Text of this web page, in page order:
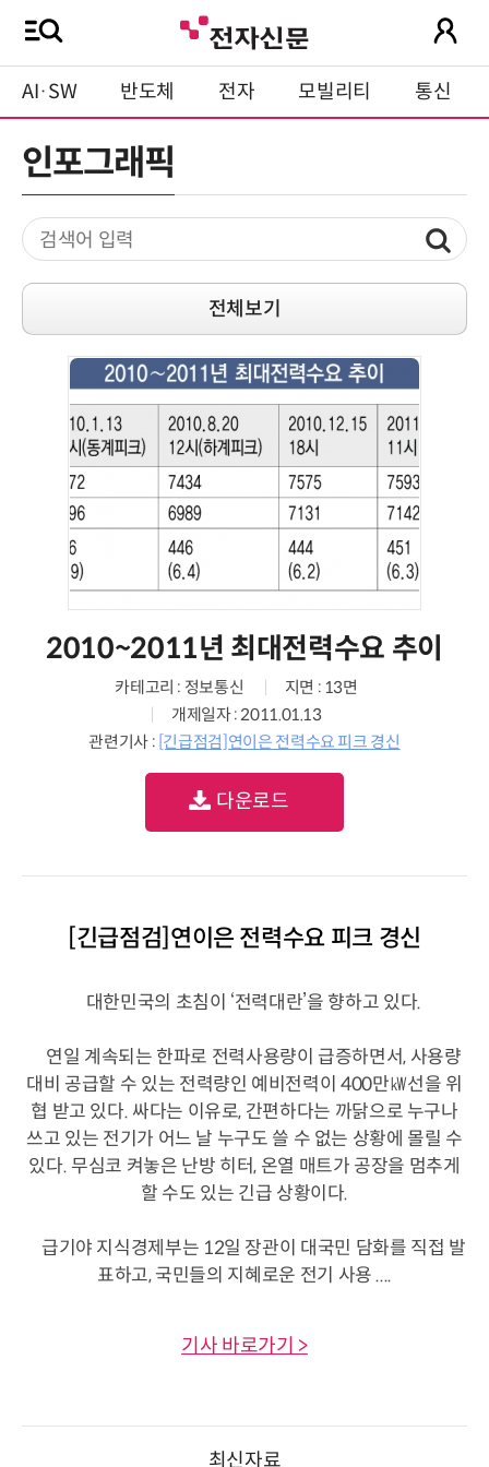
AI·SW 반도체 전자 모빌리티 통신
인포그래픽
전체보기
2010~2011년 최대전력수요 추이
카테고리 : 정보통신
지면 : 13면
개제일자 : 2011.01.13
관련기사 : [긴급점검]연이은 전력수요 피크 경신
다운로드
[긴급점검]연이은 전력수요 피크 경신
대한민국의 초침이 ‘전력대란’을 향하고 있다.
연일 계속되는 한파로 전력사용량이 급증하면서, 사용량
대비 공급할 수 있는 전력량인 예비전력이 400만㎾선을 위
협 받고 있다. 싸다는 이유로, 간편하다는 까닭으로 누구나
쓰고 있는 전기가 어느 날 누구도 쓸 수 없는 상황에 몰릴 수
있다. 무심코 켜놓은 난방 히터, 온열 매트가 공장을 멈추게
할 수도 있는 긴급 상황이다.
급기야 지식경제부는 12일 장관이 대국민 담화를 직접 발
표하고, 국민들의 지혜로운 전기 사용 ....
기사 바로가기 >
최신자료